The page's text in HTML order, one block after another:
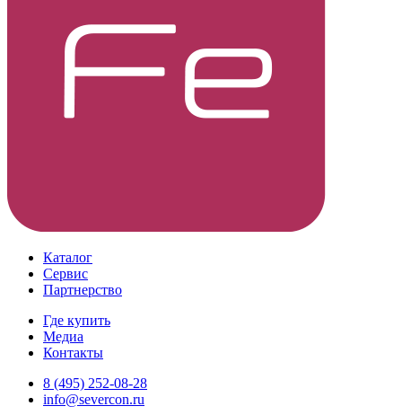
Каталог
Сервис
Партнерство
Где купить
Медиа
Контакты
8 (495) 252-08-28
info@severcon.ru